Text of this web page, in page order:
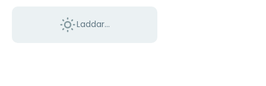
Laddar...